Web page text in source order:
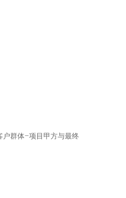
户群体–项目甲方与最终